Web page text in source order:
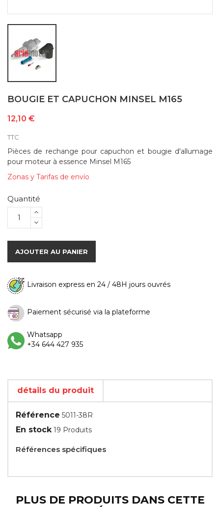
BOUGIE ET CAPUCHON MINSEL M165
12,10 €
TTC
Pièces de rechange pour capuchon et bougie d'allumage
pour moteur à essence Minsel M165
Zonas y Tarifas de envío
Quantité
AJOUTER AU PANIER
Livraison express en 24 / 48H jours ouvrés
Paiement sécurisé via la plateforme
Whatsapp
+34 644 427 935
détails du produit
Référence 5011-38R
En stock 19 Produits
Références spécifiques
PLUS DE PRODUITS DANS CETTE